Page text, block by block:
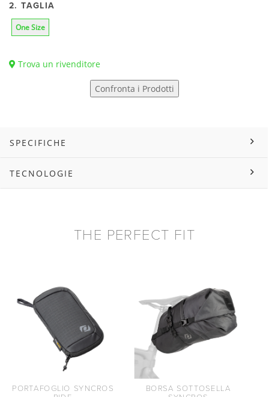
2. TAGLIA
One Size
Trova un rivenditore
Confronta i Prodotti
SPECIFICHE
TECNOLOGIE
THE PERFECT FIT
PORTAFOGLIO SYNCROS
BORSA SOTTOSELLA